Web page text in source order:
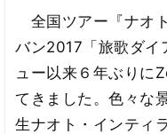
全国ツアー『ナオ
バン2017「旅歌ダイ
ュー以来６年ぶりに
てきました。色々な
生ナオト・インティ